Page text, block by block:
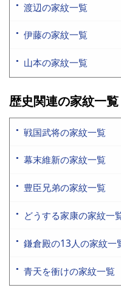
渡辺の家紋一覧
伊藤の家紋一覧
山本の家紋一覧
歴史関連の家紋一覧
戦国武将の家紋一覧
幕末維新の家紋一覧
豊臣兄弟の家紋一覧
どうする家康の家紋一
鎌倉殿の13人の家紋一
青天を衝けの家紋一覧